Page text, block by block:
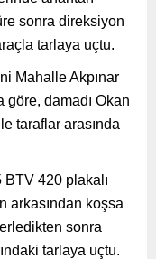
sonra direksiyon
tarlaya uçtu.
Mahalle Akpınar
damadı Okan
taraflar arasında
BTV 420 plakalı
arkasından koşsa
sonra
tarlaya uçtu.